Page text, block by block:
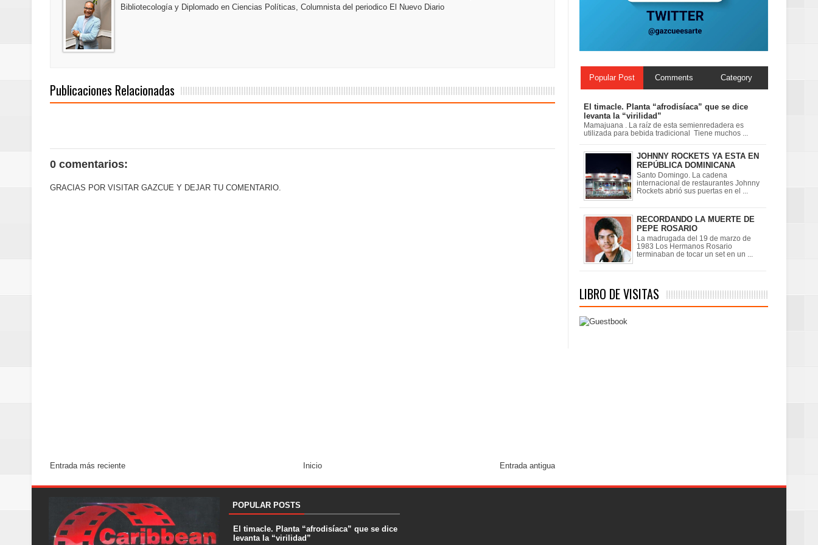
Estable
Bibliotecología y Diplomado en Ciencias Políticas, Columnista del periodico El Nuevo Diario
Publicaciones Relacionadas
0 comentarios:
GRACIAS POR VISITAR GAZCUE Y DEJAR TU COMENTARIO.
Entrada más reciente Entrada antigua
Inicio
Popular Post Comments Category
El timacle. Planta “afrodisíaca” que se dice
levanta la “virilidad”
Mamajuana . La raíz de esta semienredadera es
utilizada para bebida tradicional Tiene muchos ...
JOHNNY ROCKETS YA ESTA EN
REPÚBLICA DOMINICANA
Santo Domingo. La cadena
internacional de restaurantes Johnny
Rockets abrió sus puertas en el ...
RECORDANDO LA MUERTE DE
PEPE ROSARIO
La madrugada del 19 de marzo de
1983 Los Hermanos Rosario
terminaban de tocar un set en un ...
LIBRO DE VISITAS
POPULAR POSTS
El timacle. Planta “afrodisíaca” que se dice
levanta la “virilidad”